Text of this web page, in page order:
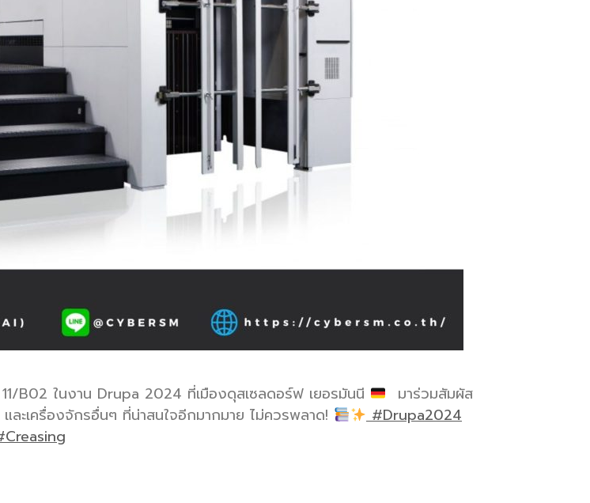
B02 ในงาน Drupa 2024 ที่เมืองดุสเซลดอร์ฟ เยอรมันนี
มาร่วมสัมผัส
ะเครื่องจักรอื่นๆ ที่น่าสนใจอีกมากมาย ไม่ควรพลาด!
#Drupa2024